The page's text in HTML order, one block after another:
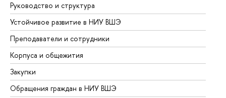
Руководство и структура
Устойчивое развитие в НИУ ВШЭ
Преподаватели и сотрудники
Корпуса и общежития
Закупки
Обращения граждан в НИУ ВШЭ